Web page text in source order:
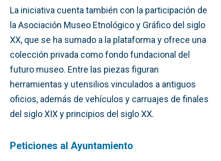
La iniciativa cuenta también con la participación de
la Asociación Museo Etnológico y Gráfico del siglo
XX, que se ha sumado a la plataforma y ofrece una
colección privada como fondo fundacional del
futuro museo. Entre las piezas figuran
herramientas y utensilios vinculados a antiguos
oficios, además de vehículos y carruajes de finales
del siglo XIX y principios del siglo XX.
Peticiones al Ayuntamiento